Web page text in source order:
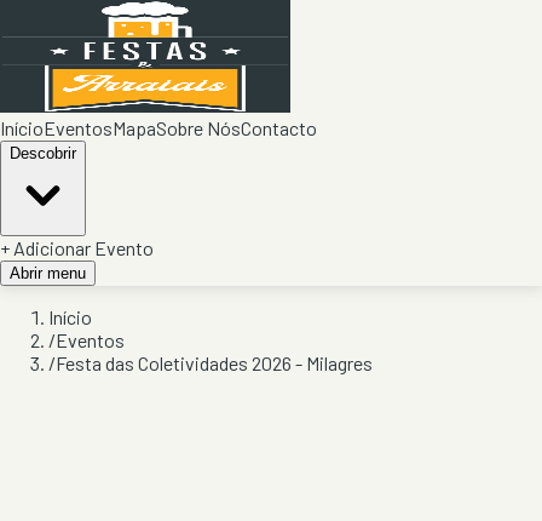
InícioEventosMapaSobre NósContacto
Descobrir
+ Adicionar Evento
Abrir menu
Início
/Eventos
/Festa das Coletividades 2026 - Milagres